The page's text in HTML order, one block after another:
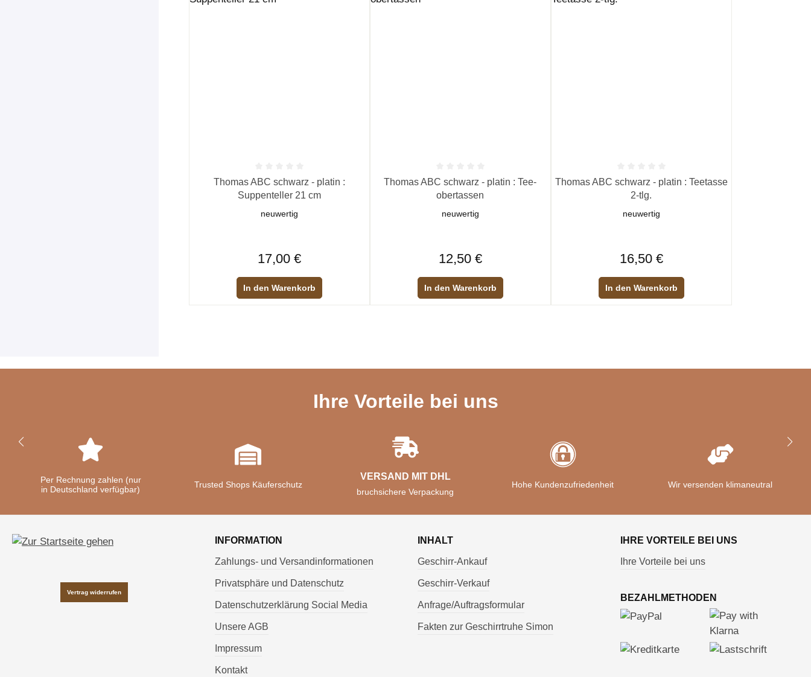
Durchschnittliche Bewertung von 0 von 5 Sternen
Thomas ABC schwarz - platin :
Suppenteller 21 cm
neuwertig
17,00 €
In den Warenkorb
Durchschnittliche Bewertung von 0 von 5 Sternen
Thomas ABC schwarz - platin : Tee-
obertassen
neuwertig
12,50 €
In den Warenkorb
Durchschnittliche Bewertung von 0 von 5 Sternen
Thomas ABC schwarz - platin : Teetasse
2-tlg.
neuwertig
16,50 €
In den Warenkorb
Ihre Vorteile bei uns
Per Rechnung zahlen (nur
in Deutschland verfügbar)
Trusted Shops Käuferschutz
VERSAND MIT DHL
bruchsichere Verpackung
Hohe Kundenzufriedenheit Wir versenden klimaneutral
Vertrag widerrufen
INFORMATION
Zahlungs- und Versandinformationen
Privatsphäre und Datenschutz
Datenschutzerklärung Social Media
Unsere AGB
Impressum
Kontakt
INHALT
Geschirr-Ankauf
Geschirr-Verkauf
Anfrage/Auftragsformular
Fakten zur Geschirrtruhe Simon
IHRE VORTEILE BEI UNS
Ihre Vorteile bei uns
BEZAHLMETHODEN